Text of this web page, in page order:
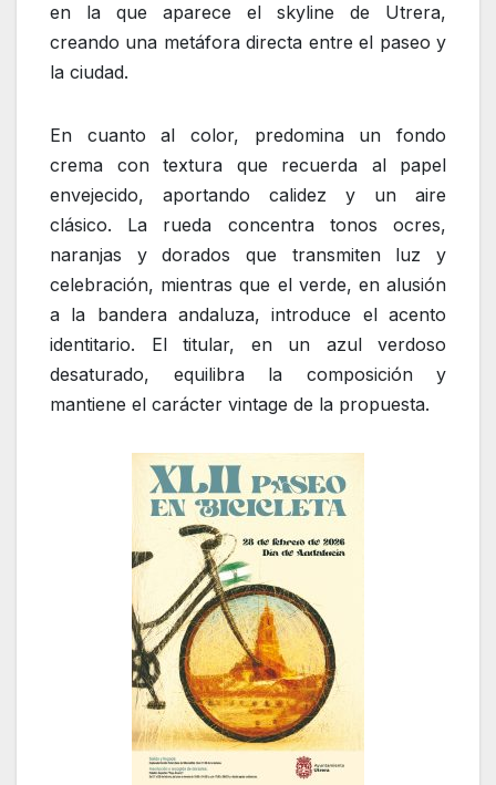
en la que aparece el skyline de Utrera,
creando una metáfora directa entre el paseo y
la ciudad.
En cuanto al color, predomina un fondo
crema con textura que recuerda al papel
envejecido, aportando calidez y un aire
clásico. La rueda concentra tonos ocres,
naranjas y dorados que transmiten luz y
celebración, mientras que el verde, en alusión
a la bandera andaluza, introduce el acento
identitario. El titular, en un azul verdoso
desaturado, equilibra la composición y
mantiene el carácter vintage de la propuesta.